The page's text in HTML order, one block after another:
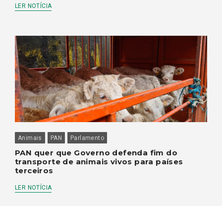
LER NOTÍCIA
Animais PAN Parlamento
PAN quer que Governo defenda fim do
transporte de animais vivos para países
terceiros
LER NOTÍCIA